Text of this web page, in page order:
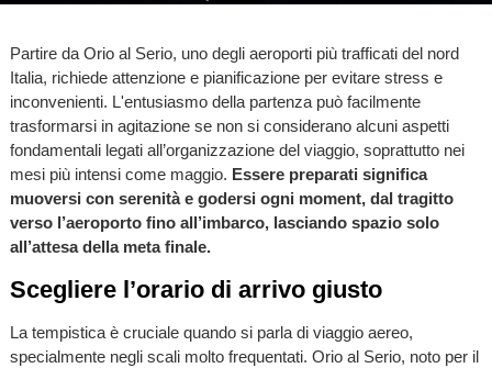
Partire da Orio al Serio, uno degli aeroporti più trafficati del nord
Italia, richiede attenzione e pianificazione per evitare stress e
inconvenienti. L'entusiasmo della partenza può facilmente
trasformarsi in agitazione se non si considerano alcuni aspetti
fondamentali legati all’organizzazione del viaggio, soprattutto nei
mesi più intensi come maggio. Essere preparati significa
muoversi con serenità e godersi ogni moment, dal tragitto
verso l’aeroporto fino all’imbarco, lasciando spazio solo
all’attesa della meta finale.
Scegliere l’orario di arrivo giusto
La tempistica è cruciale quando si parla di viaggio aereo,
specialmente negli scali molto frequentati. Orio al Serio, noto per il